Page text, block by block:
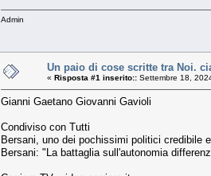
Admin
Un paio di cose scritte tra Noi.
« Risposta #1 inserito:: Settembre 18,
Gianni Gaetano Giovanni Gavioli
Condiviso con Tutti
Bersani, uno dei pochissimi politici credibile
Bersani: "La battaglia sull'autonomia